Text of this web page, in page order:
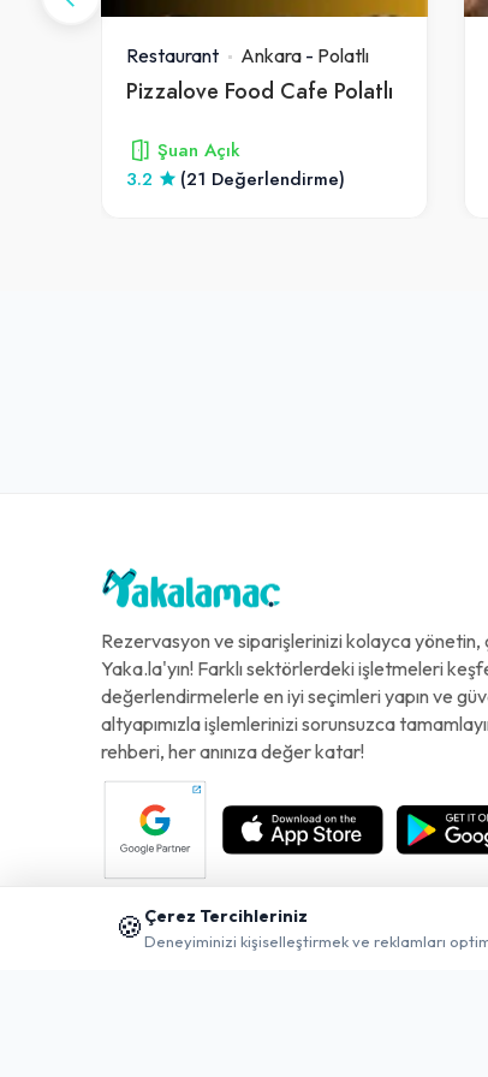
Restaurant Ankara - Polatlı
Pizzalove Food Cafe Polatlı
Şuan Açık
3.2
(21 Değerlendirme)
Rezervasyon ve siparişlerinizi kolayca yönetin,
Yaka.la'yın! Farklı sektörlerdeki işletmeleri
değerlendirmelerle en iyi seçimleri yapın ve
altyapımızla işlemlerinizi sorunsuzca
rehberi, her anınıza değer katar!
🍪 Çerez Tercihleriniz
Deneyiminizi kişiselleştirmek ve reklamları